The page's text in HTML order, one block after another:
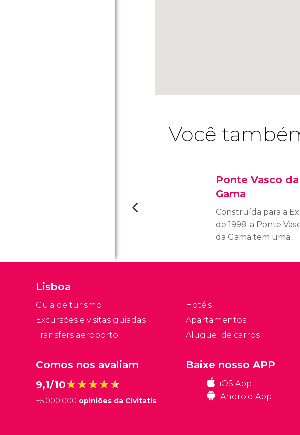
Você
Ponte Vasco da
Gama
Construída para a
de 1998, a Ponte
da Gama tem uma
quilômetros e serve
Lisboa
Guia de turismo
Excursões e visitas guiadas
Transfers aeroporto
Hotéis
Apartamentos
Aluguel de carros
Comos nos avaliam
9,1/10★★★★★
★★★★★
+5.000.000 opiniões da Civitatis
Baixe nosso APP
iOS App
Android App